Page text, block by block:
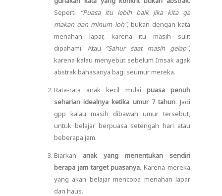
Seperti
“Puasa itu lebih baik jika kita ga
makan dan minum loh",bukan dengan kata
menahan lapar, karena itu masih sulit
dipahami. Atau “Sahur saat masih gelap",
karena kalau menyebut sebelum Imsak agak
abstrak bahasanya bagi seumur mereka.
Rata-rata anak kecil mulai puasa penuh
seharian idealnya ketika umur 7 tahun. Jadi
gpp kalau masih dibawah umur tersebut,
untuk belajar berpuasa setengah hari atau
beberapa jam.
Biarkan anak yang menentukan sendiri
berapa jam target puasanya. Karena mereka
yang akan belajar mencoba menahan lapar
dan haus.